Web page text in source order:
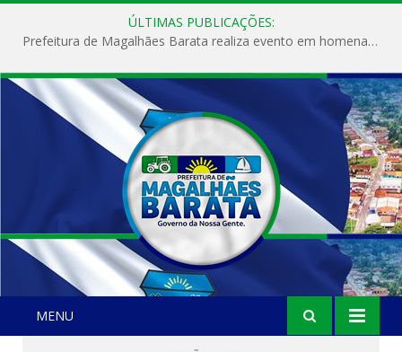
ÚLTIMAS PUBLICAÇÕES:
Prefeitura de Magalhães Barata realiza evento em homenagem ao Dia Internacional da Mulher
MENU